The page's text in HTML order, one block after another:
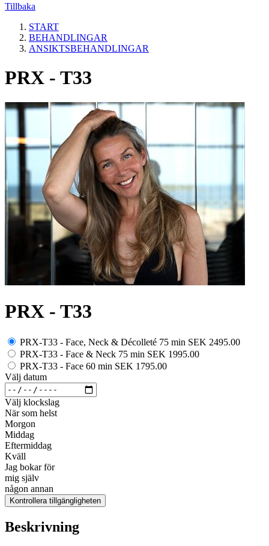
Tillbaka
START
BEHANDLINGAR
ANSIKTSBEHANDLINGAR
PRX - T33
PRX - T33
PRX-T33 - Face, Neck & Décolleté 75 min SEK 2495.00
PRX-T33 - Face & Neck 75 min SEK 1995.00
PRX-T33 - Face 60 min SEK 1795.00
Välj datum
Välj klockslag
När som helst
Morgon
Middag
Eftermiddag
Kväll
Jag bokar för
mig själv
någon annan
Kontrollera tillgängligheten
Beskrivning